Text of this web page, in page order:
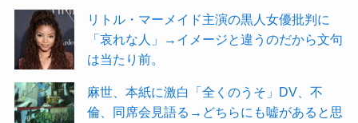
リトル・マーメイド主演の黒人女優批判に
「哀れな人」→イメージと違うのだから文句
は当たり前。
麻世、本紙に激白「全くのうそ」DV、不
倫、同席会見語る→どちらにも嘘があると思